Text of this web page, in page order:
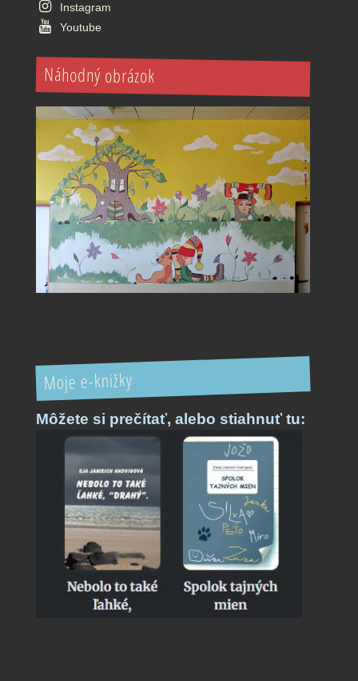
Instagram
Youtube
Náhodný obrázok
Moje e-knižky
Môžete si prečítať, alebo stiahnuť tu: